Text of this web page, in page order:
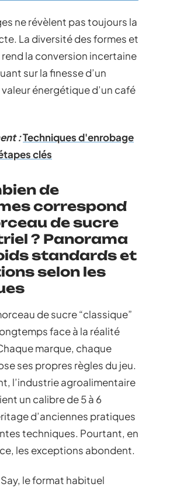
ne révèlent pas toujours la
La diversité des formes et
la conversion incertaine
sur la finesse d’un
énergétique d’un café
:Techniques d'enrobage
clés
de
correspond
de sucre
? Panorama
standards et
selon les
de sucre “classique”
face à la réalité
marque, chaque
ses propres règles du jeu.
l’industrie agroalimentaire
un calibre de 5 à 6
d’anciennes pratiques
techniques. Pourtant, en
les exceptions abondent.
le format habituel